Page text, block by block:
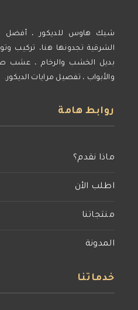
شيك هاوس للديكور ، أفضل
الشرقية تجدونها هنا، تركيب
بديل الخشب والرخام ، عشب
والأبواب ، تفصيل مرايات الديكور.
روابط هامة
ماذا نقدم؟
اطلب الأن
منتجاتنا
المدونة
خدماتنا